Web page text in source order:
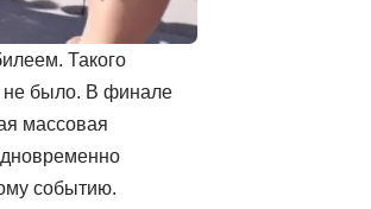
Такого
не было. В финале
массовая
событию.